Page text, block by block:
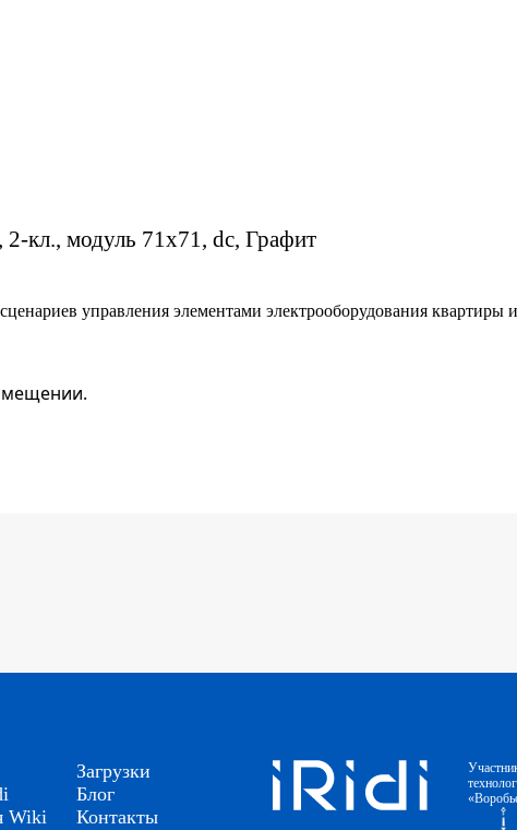
кл., модуль 71х71, dc, Графит
управления элементами электрооборудования квартиры
Wiki
Загрузки
Блог
Контакты